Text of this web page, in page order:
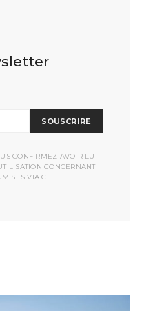
SOUSCRIRE
CONFIRMEZ AVOIR LU
CONCERNANT
VIA CE